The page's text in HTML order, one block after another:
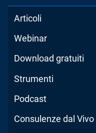
Articoli
Webinar
Download gratuiti
Strumenti
Podcast
Consulenze dal Vivo